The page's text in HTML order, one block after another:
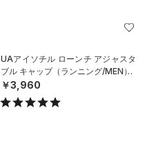
UAアイソチル ローンチ アジャスタ
ブル キャップ（ランニング/MEN）
￥3,960